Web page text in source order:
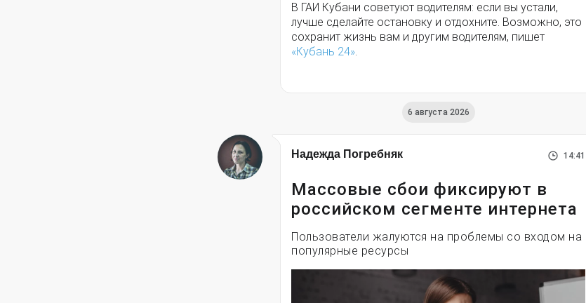
В ГАИ Кубани советуют водителям: если вы устали,
лучше сделайте остановку и отдохните. Возможно, это
сохранит жизнь вам и другим водителям, пишет
«Кубань 24».
6 августа 2026
Надежда Погребняк 14:41
Массовые сбои фиксируют в
российском сегменте интернета
Пользователи жалуются на проблемы со входом на
популярные ресурсы